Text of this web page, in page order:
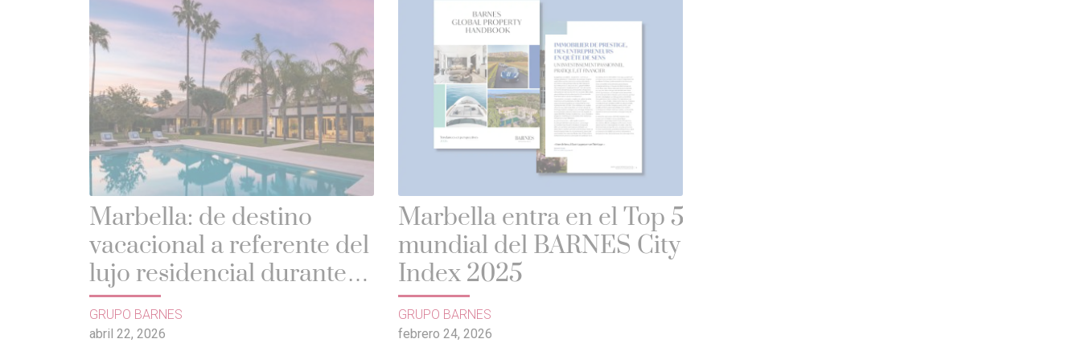
Marbella: de destino
vacacional a referente del
lujo residencial durante
todo el año
abril 22, 2026
GRUPO BARNES
Marbella entra en el Top 5
mundial del BARNES City
Index 2025
febrero 24, 2026
GRUPO BARNES